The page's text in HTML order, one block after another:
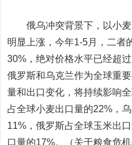
俄乌冲突背景下，以小麦
明显上涨，今年1-5月，二者
30%，绝对价格水平已经超
俄罗斯和乌克兰作为全球重
量和出口变化，将持续影响
占全球小麦出口量的22%，
11%，俄罗斯占全球玉米出
口量的17%。（关于粮食危